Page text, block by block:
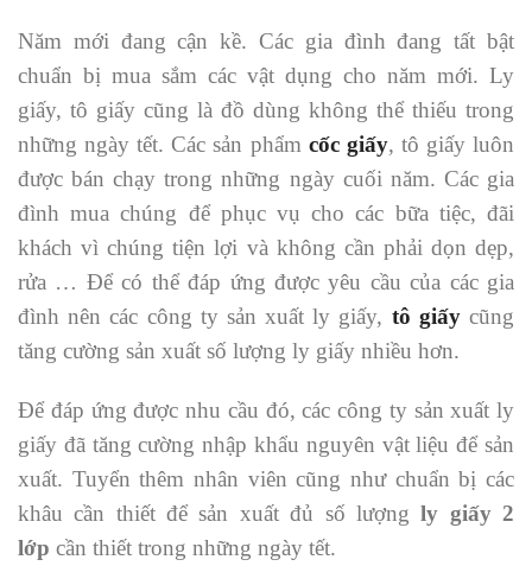
Năm mới đang cận kề. Các gia đình đang tất bật
chuẩn bị mua sắm các vật dụng cho năm mới. Ly
giấy, tô giấy cũng là đồ dùng không thể thiếu trong
những ngày tết. Các sản phẩm cốc giấy, tô giấy luôn
được bán chạy trong những ngày cuối năm. Các gia
đình mua chúng để phục vụ cho các bữa tiệc, đãi
khách vì chúng tiện lợi và không cần phải dọn dẹp,
rửa … Để có thể đáp ứng được yêu cầu của các gia
đình nên các công ty sản xuất ly giấy, tô giấycũng
tăng cường sản xuất số lượng ly giấy nhiều hơn.
Để đáp ứng được nhu cầu đó, các công ty sản xuất ly
giấy đã tăng cường nhập khẩu nguyên vật liệu để sản
xuất. Tuyển thêm nhân viên cũng như chuẩn bị các
khâu cần thiết để sản xuất đủ số lượngly giấy 2
lớp cần thiết trong những ngày tết.